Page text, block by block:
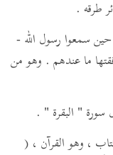
طرقه .
سمعوا رسول الله -
ما عندهم . وهو من
سورة " البقرة " .
، وهو القرآن ، (